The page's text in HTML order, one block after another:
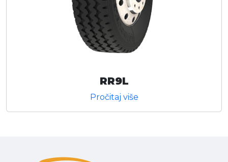
RR9L
Pročitaj više